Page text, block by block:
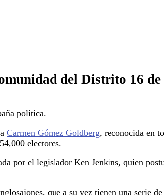
del Distrito 16 de
política.
Carmen Gómez Goldberg, reconocida en
electores.
por el legislador Ken Jenkins, quien
que a su vez tienen una serie